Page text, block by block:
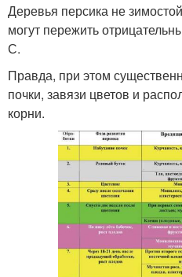
Деревья персика не
могут пережить
С.
Правда, при этом
почки, завязи цветов и
корни.